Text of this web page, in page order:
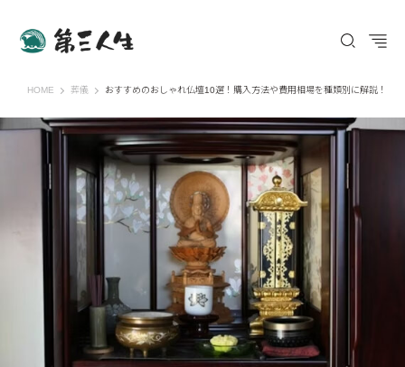
HOME 第三人生 〜寄り道の歩き方〜
葬儀 おすすめのおしゃれ仏壇10選！購入方法や費用相場を種類別に解説！